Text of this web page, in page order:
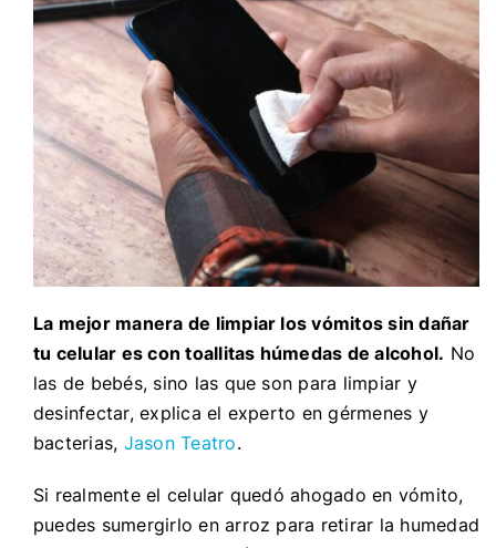
La mejor manera de limpiar los vómitos sin dañar
tu celular es con toallitas húmedas de alcohol. No
las de bebés, sino las que son para limpiar y
desinfectar, explica el experto en gérmenes y
bacterias, Jason Teatro.
Si realmente el celular quedó ahogado en vómito,
puedes sumergirlo en arroz para retirar la humedad